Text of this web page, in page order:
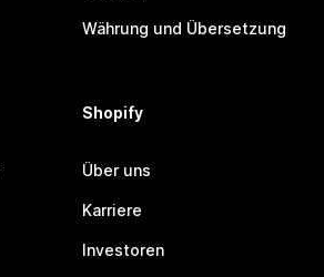
Währung und Übersetzung
Shopify
Über uns
Karriere
Investoren